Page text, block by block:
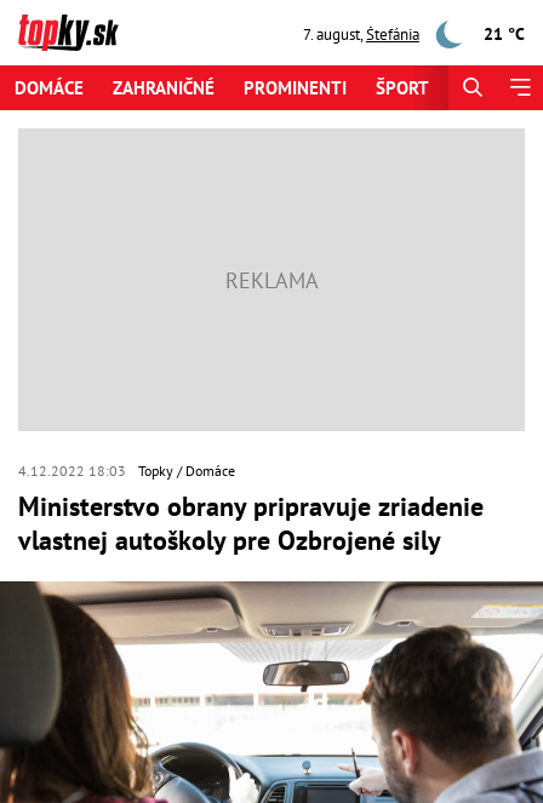
7. august,Štefánia 21 °C
DOMÁCE ZAHRANIČNÉ PROMINENTI ŠPORT
4.12.2022 18:03 Topky Domáce
Ministerstvo obrany pripravuje zriadenie
vlastnej autoškoly pre Ozbrojené sily